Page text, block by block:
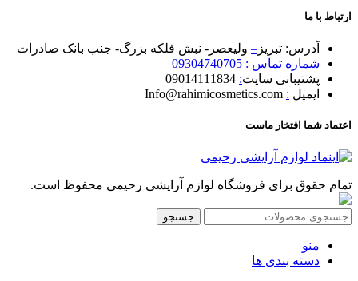
ارتباط با ما
آدرس: تبریز – ولیعصر- نبش فلکه بزرگ- جنب بانک صادرات
شماره تماس : 09304740705
پشتیبانی سایت:
ایمیل :
اعتماد شما افتخار ماست
تمام حقوق برای فروشگاه لوازم آرایشی رحیمی محفوظ است.
جستجو
منو
دسته بندی ها